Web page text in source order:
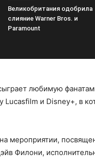
Великобритания одобрила
слияние Warner Bros. и
Paramount
любимую
Lucasfilm и Disney+, в
мероприятии,
Филони,